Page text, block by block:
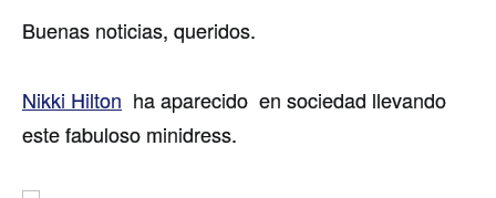
Buenas noticias, queridos.
Nikki Hilton ha aparecido en sociedad llevando
este fabuloso minidress.